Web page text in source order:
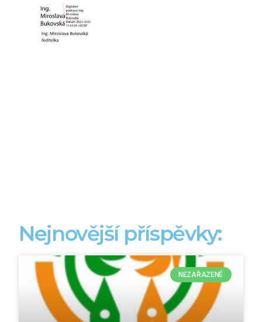
Nejnovější příspěvky:
NEZAŘAZENÉ